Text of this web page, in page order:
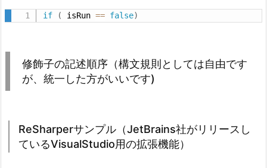
u
o
用
張
機
if ( isRun == false)
修飾子の記述順序（構文規則としては自由です
が、統一した方がいいです)
ReSharperサンプル（JetBrains社がリリースし
ているVisualStudio用の拡張機能）